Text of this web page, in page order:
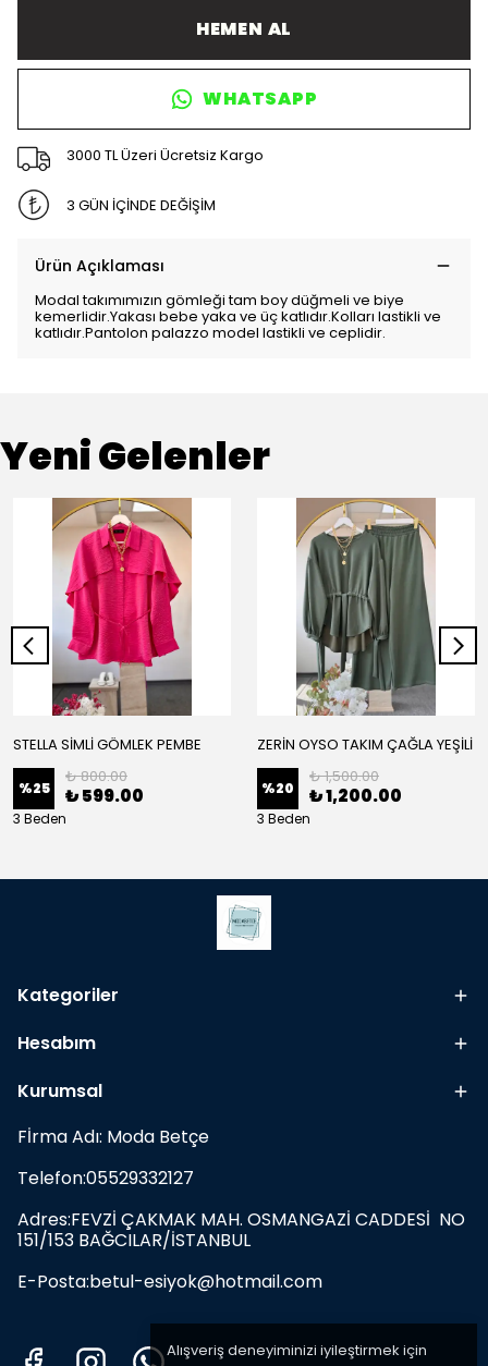
Alışveriş deneyiminizi iyileştirmek için
HEMEN AL
WHATSAPP
3000 TL Üzeri Ücretsiz Kargo
3 GÜN İÇİNDE DEĞİŞİM
Ürün Açıklaması
Modal takımımızın gömleği tam boy düğmeli ve biye
kemerlidir.Yakası bebe yaka ve üç katlıdır.Kolları lastikli ve
katlıdır.Pantolon palazzo model lastikli ve ceplidir.
Yeni Gelenler
STELLA SİMLİ GÖMLEK PEMBE
%25
₺ 800.00
₺ 599.00
3 Beden
ZERİN OYSO TAKIM ÇAĞLA YEŞİLİ
%20
₺ 1,500.00
₺ 1,200.00
3 Beden
Kategoriler
Hesabım
Kurumsal
Fİrma Adı: Moda Betçe
Telefon:05529332127
Adres:FEVZİ ÇAKMAK MAH. OSMANGAZİ CADDESİ NO
151/153 BAĞCILAR/İSTANBUL
E-Posta:betul-esiyok@hotmail.com